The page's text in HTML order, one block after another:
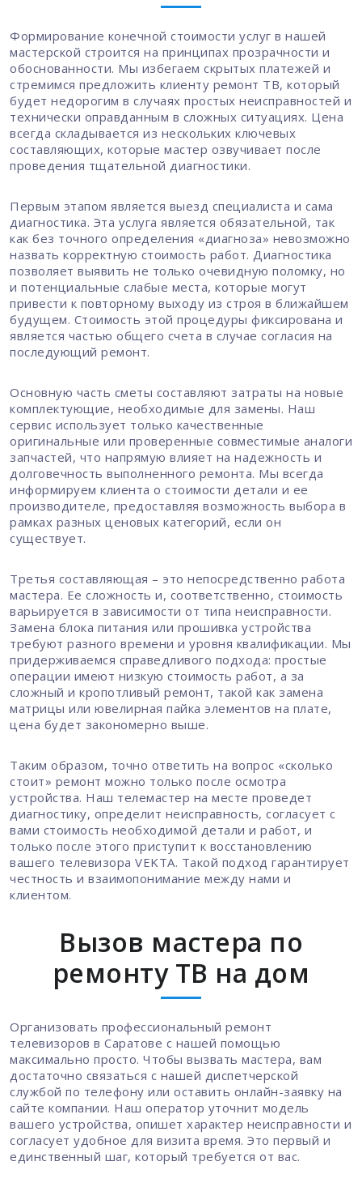
Формирование конечной стоимости услуг в нашей
мастерской строится на принципах прозрачности и
обоснованности. Мы избегаем скрытых платежей и
стремимся предложить клиенту ремонт ТВ, который
будет недорогим в случаях простых неисправностей и
технически оправданным в сложных ситуациях. Цена
всегда складывается из нескольких ключевых
составляющих, которые мастер озвучивает после
проведения тщательной диагностики.
Первым этапом является выезд специалиста и сама
диагностика. Эта услуга является обязательной, так
как без точного определения «диагноза» невозможно
назвать корректную стоимость работ. Диагностика
позволяет выявить не только очевидную поломку, но
и потенциальные слабые места, которые могут
привести к повторному выходу из строя в ближайшем
будущем. Стоимость этой процедуры фиксирована и
является частью общего счета в случае согласия на
последующий ремонт.
Основную часть сметы составляют затраты на новые
комплектующие, необходимые для замены. Наш
сервис использует только качественные
оригинальные или проверенные совместимые аналоги
запчастей, что напрямую влияет на надежность и
долговечность выполненного ремонта. Мы всегда
информируем клиента о стоимости детали и ее
производителе, предоставляя возможность выбора в
рамках разных ценовых категорий, если он
существует.
Третья составляющая – это непосредственно работа
мастера. Ее сложность и, соответственно, стоимость
варьируется в зависимости от типа неисправности.
Замена блока питания или прошивка устройства
требуют разного времени и уровня квалификации. Мы
придерживаемся справедливого подхода: простые
операции имеют низкую стоимость работ, а за
сложный и кропотливый ремонт, такой как замена
матрицы или ювелирная пайка элементов на плате,
цена будет закономерно выше.
Таким образом, точно ответить на вопрос «сколько
стоит» ремонт можно только после осмотра
устройства. Наш телемастер на месте проведет
диагностику, определит неисправность, согласует с
вами стоимость необходимой детали и работ, и
только после этого приступит к восстановлению
вашего телевизора VEKTA. Такой подход гарантирует
честность и взаимопонимание между нами и
клиентом.
Вызов мастера по
ремонту ТВ на дом
Организовать профессиональный ремонт
телевизоров в Саратове с нашей помощью
максимально просто. Чтобы вызвать мастера, вам
достаточно связаться с нашей диспетчерской
службой по телефону или оставить онлайн-заявку на
сайте компании. Наш оператор уточнит модель
вашего устройства, опишет характер неисправности и
согласует удобное для визита время. Это первый и
единственный шаг, который требуется от вас.